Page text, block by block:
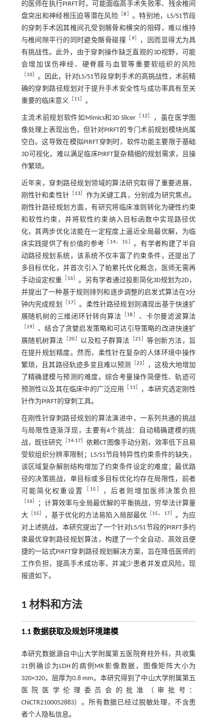
的医师在执行PIRFT时，可能面临高手术失败率、残余椎间
盘突出和神经根压迫等潜在风险 ［8
。特别地，L5/S1节段
的穿刺手术因其椎间孔受到髂骨和横突的阻碍，难以维持
与椎间隙平行的同时避免髂骨碰撞
9］
，因而显得尤为具
有挑战性。此外，由于穿刺操作缺乏直观的3D视野，可能
会增加误伤神经、硬脊膜与血管等重要软组织的风险
10］ 。因此，针对L5/S1节段穿刺手术的高挑战性，术前精
确的穿刺路径规划对于提升手术安全性与成功率具有至关
重要的临床意义
11 。
主流术前规划软件如Mimics和3D Slicer 12
，虽在医学图
像处理上表现出色，但针对PIRFT的专门术前规划模块尚属
空白。这导致在模拟PIRFT穿刺时，软件功能主要限于基础
3D可视化，难以满足临床PIRFT复杂精细的规划需求，且操
作繁琐。
近年来，穿刺路径规划领域的算法研究取得了重要进展，
刚性针和柔性针［ 13
作为关键工具，分别成为研究焦点。
刚性针路径规划方面，有研究将临床准则转化为硬性约束
和软性约束，并将软性约束纳入目标函数中实现路径优
化，其两步优化法能在一定程度上逼近全局最优解，为临
床实践提供了有价值的参考
14， 15
。有学者构建了半自
动路径规划系统，该系统不仅丰富了约束条件，还提出了
多目标优化，并首次引入了帕累托优化概念，医师无需再
手动设定权重［ 16］ 。另有学者通过投影简化3D规划为2D，
并提出了一种基于规则排列和逐步调整的启发式算法在3分
钟内完成规划
17］ 。柔性针路径规划则涌现出基于快速扩
展随机树的三维闭环针转向算法
18 、卡尔曼滤波算法
19］ 、结合了贪婪启发策略和可达引导策略的改进快速扩
展随机树算法 ［20 以及粒子群算法 ［21 ］等创新方法，旨
在提升规划精度。然而，柔性针在复杂的人体环境中操作
繁琐，且其路径轨迹多变且难以预测
22
，这极大地增加
了精确建模与预测的难度。综合考量操作简便性、轨迹可
预测性以及其在临床中的广泛应用
11
，本研究选定刚性
针作为PIRFT的穿刺工具。
在刚性针穿刺路径规划的算法演进中，一系列共通的挑战
与局限性逐渐浮现，主要有4个挑战：自动精确建模的挑
战，既往研究
14-17］依赖CT图像手动分割，效率低下且易
受软组织分辨率限制；L5/S1节段特异性约束条件的缺失，
该区域复杂解剖结构增加了约束条件设定的难度；最优路
径的决策挑战，单目标或多目标优化均存在局限性，前者
可能简化权重设置
15 ，后者则增加医师决策负担
16］
；计算效率与全局最优解的平衡挑战，穷举法计算量
大［ 15 ，基于优化的方法易陷入局部最优［ 15， 17
。为应
对上述挑战，本研究提出了一个针对L5/S1节段的PIRFT多约
束最优穿刺路径规划算法，构建了一个全自动、高效且便
捷的一站式PIRFT穿刺路径规划解决方案，旨在降低医师的
工作负担，提高手术成功率，并减少患者并发症风险。现
报道如下。
1 材料和方法
1.1 数据获取及规划环境建模
本研究数据源自中山大学附属第五医院脊柱外科，共收集
21例确诊为LDH的病例MR影像数据，图像矩阵大小为
320×320，层厚为0.8 mm。本研究得到了中山大学附属第五
医院医学伦理委员会的批准（审批号：
ChiCTR2100052883）。所有数据已经过脱敏处理，不含患
者个人隐私信息。